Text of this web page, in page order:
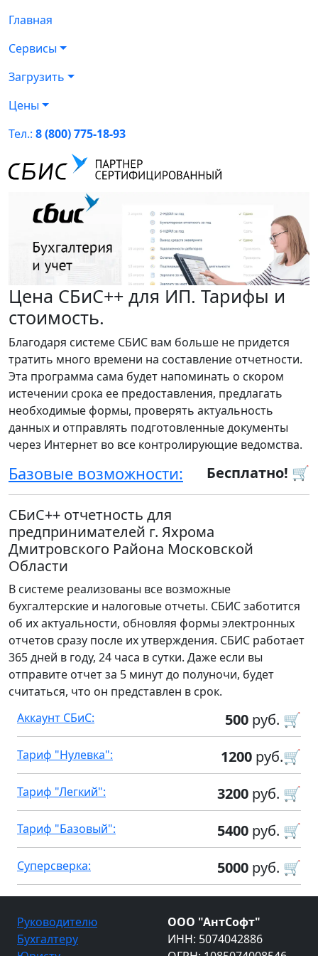
Главная
Сервисы
Загрузить
Цены
Тел.: 8 (800) 775-18-93
Цена СБиС++ для ИП. Тарифы и
стоимость.
Благодаря системе СБИС вам больше не придется
тратить много времени на составление отчетности.
Эта программа сама будет напоминать о скором
истечении срока ее предоставления, предлагать
необходимые формы, проверять актуальность
данных и отправлять подготовленные документы
через Интернет во все контролирующие ведомства.
Бесплатно! 🛒
Базовые возможности:
СБиС++ отчетность для
предпринимателей г. Яхрома
Дмитровского Района Московской
Области
В системе реализованы все возможные
бухгалтерские и налоговые отчеты. СБИС заботится
об их актуальности, обновляя формы электронных
отчетов сразу после их утверждения. СБИС работает
365 дней в году, 24 часа в сутки. Даже если вы
отправите отчет за 5 минут до полуночи, будет
считаться, что он представлен в срок.
500 руб. 🛒
Аккаунт СБиС:
1200 руб.🛒
Тариф "Нулевка":
3200 руб. 🛒
Тариф "Легкий":
5400 руб. 🛒
Тариф "Базовый":
5000 руб. 🛒
Суперсверка:
Руководителю
Бухгалтеру
ООО "АнтСофт"
ИНН: 5074042886